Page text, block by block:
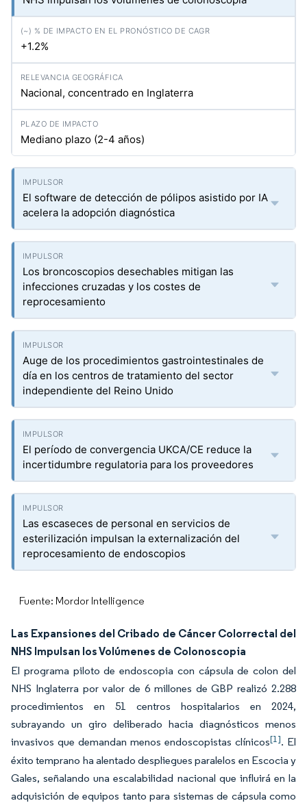
+1.2%
Nacional, concentrado en Inglaterra
Mediano plazo (2-4 años)
El software de detección de pólipos asistido por IA
acelera la adopción diagnóstica
Los broncoscopios desechables mitigan las
infecciones cruzadas y los costes de
reprocesamiento
Auge de los procedimientos gastrointestinales de
día en los centros de tratamiento del sector
independiente del Reino Unido
El período de convergencia UKCA/CE reduce la
incertidumbre regulatoria para los proveedores
Las escaseces de personal en servicios de
esterilización impulsan la externalización del
reprocesamiento de endoscopios
Fuente: Mordor Intelligence
Las Expansiones del Cribado de Cáncer Colorrectal del
NHS Impulsan los Volúmenes de Colonoscopia
El programa piloto de endoscopia con cápsula de colon del
NHS Inglaterra por valor de 6 millones de GBP realizó 2.288
procedimientos en 51 centros hospitalarios en 2024,
subrayando un giro deliberado hacia diagnósticos menos
invasivos que demandan menos endoscopistas clínicos[1]. El
éxito temprano ha alentado despliegues paralelos en Escocia y
Gales, señalando una escalabilidad nacional que influirá en la
adquisición de equipos tanto para sistemas de cápsula como